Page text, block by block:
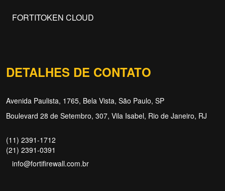
FORTITOKEN CLOUD
DETALHES DE CONTATO
Avenida Paulista, 1765, Bela Vista, São Paulo, SP
Boulevard 28 de Setembro, 307, Vila Isabel, Rio de Janeiro, RJ
(11) 2391-1712
(21) 2391-0391
info@fortifirewall.com.br